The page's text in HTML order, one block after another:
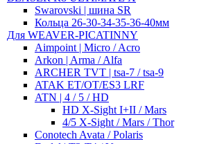
Swarovski | шина SR
Кольца 26-30-34-35-36-40мм
Для WEAVER-PICATINNY
Aimpoint | Micro / Acro
Arkon | Arma / Alfa
ARCHER TVT | tsa-7 / tsa-9
ATAK ET/OT/ES3 LRF
ATN | 4 / 5 / HD
HD X-Sight I+II / Mars
4/5 X-Sight / Mars / Thor
Conotech Avata / Polaris